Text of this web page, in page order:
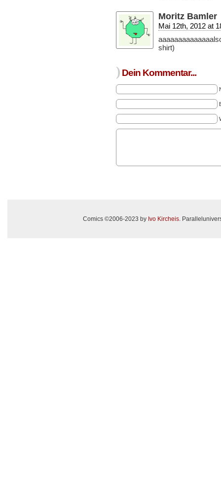
Moritz Bamler
Mai 12th, 2012 at
shirt)
) Dein Kommentar...
Comics ©2006-2023 by Ivo Kircheis.